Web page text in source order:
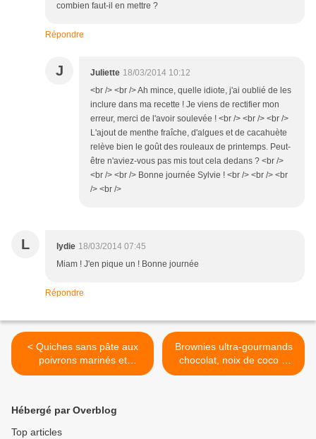
combien faut-il en mettre ?
Répondre
J Juliette 18/03/2014 10:12
<br /> <br /> Ah mince, quelle idiote, j'ai oublié de les
inclure dans ma recette ! Je viens de rectifier mon
erreur, merci de l'avoir soulevée ! <br /> <br /> <br />
L'ajout de menthe fraîche, d'algues et de cacahuète
relève bien le goût des rouleaux de printemps. Peut-
être n'aviez-vous pas mis tout cela dedans ? <br />
<br /> <br /> Bonne journée Sylvie ! <br /> <br /> <br
/> <br />
L lydie 18/03/2014 07:45
Miam ! J'en pique un ! Bonne journée
Répondre
< Quiches sans pâte aux
poivrons marinés et
tomates séchées
Brownies ultra-gourmands
chocolat, noix de coco &
noix { Sans lactose & sans
Hébergé par Overblog
Top articles